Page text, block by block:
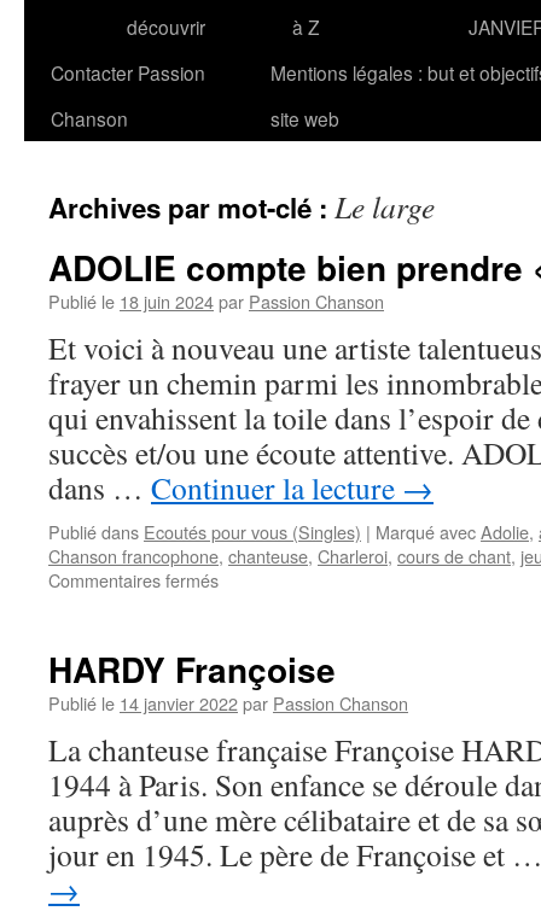
découvrir
à Z
Contacter Passion
Chanson
Mentions légales : but et
site web
Archives par mot-clé : Le large
ADOLIE compte bien prendre
Publié le 18 juin 2024par Passion Chanson
Et voici à nouveau une artiste
frayer un chemin parmi les
qui envahissent la toile dans l’espoir
succès et/ou une écoute attentive.
dans … Continuer la lecture →
Publié dans Ecoutés pour vous (Singles) | Marqué avecAdolie,
Chanson francophone, chanteuse, Charleroi, cours de chant,
Commentaires ferméssur
prendre
« Le
HARDY Françoise
Publié le 14 janvier 2022par Passion Chanson
La chanteuse française Françoise
1944 à Paris. Son enfance se déroule
auprès d’une mère célibataire et de sa
jour en 1945. Le père de Françoise et
→